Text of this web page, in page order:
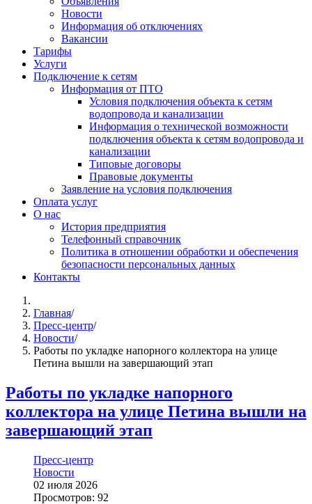
Новости
Информация об отключениях
Вакансии
Тарифы
Услуги
Подключение к сетям
Информация от ПТО
Условия подключения объекта к сетям
водопровода и канализации
Информация о технической возможности
подключения объекта к сетям водопровода и
канализации
Типовые договоры
Правовые документы
Заявление на условия подключения
Оплата услуг
О нас
История предприятия
Телефонный справочник
Политика в отношении обработки и обеспечения
безопасности персональных данных
Контакты
Главная/
Пресс-центр/
Новости/
Работы по укладке напорного коллектора на улице
Петина вышли на завершающий этап
Работы по укладке напорного
коллектора на улице Петина вышли на
завершающий этап
Пресс-центр
Новости
02 июля 2026
Просмотров: 92